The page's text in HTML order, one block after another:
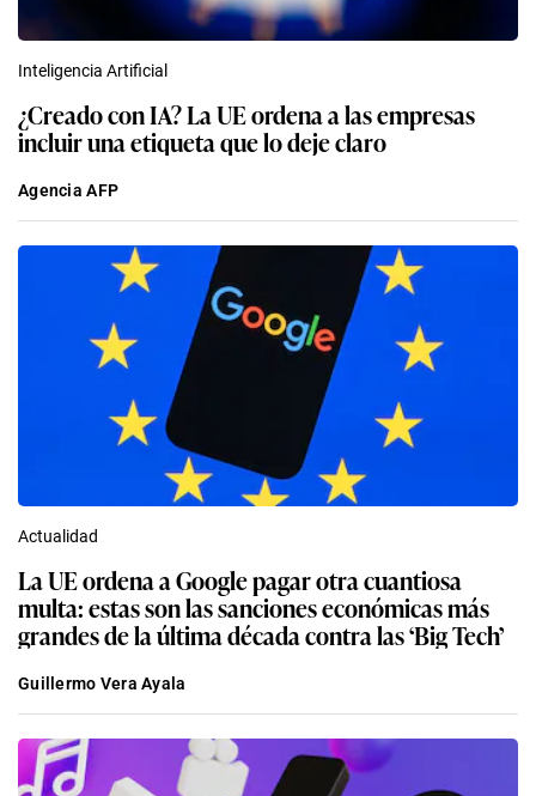
Inteligencia Artificial
¿Creado con IA? La UE ordena a las empresas
incluir una etiqueta que lo deje claro
Agencia AFP
Actualidad
La UE ordena a Google pagar otra cuantiosa
multa: estas son las sanciones económicas más
grandes de la última década contra las ‘Big Tech’
Guillermo Vera Ayala